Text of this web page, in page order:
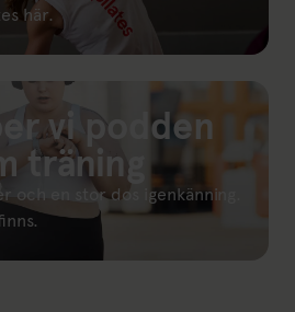
här.
vi podden
träning
och en stor dos igenkänning.